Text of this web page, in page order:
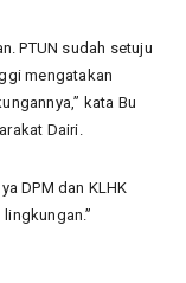
PTUN sudah setuju
mengatakan
kata Bu
Dairi.
DPM dan KLHK